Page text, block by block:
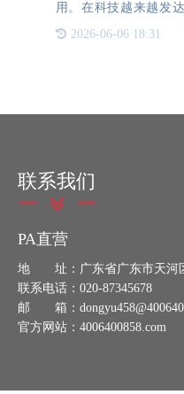
用。在科技越来越发
化、标准化方向发展，
链上的各个环节也逐
2026-06-06 18:31
联系我们
PA直营
地 址：广东省广东市天河
联系电话：020-87345678
邮 箱：
官方网站：4006400858.com